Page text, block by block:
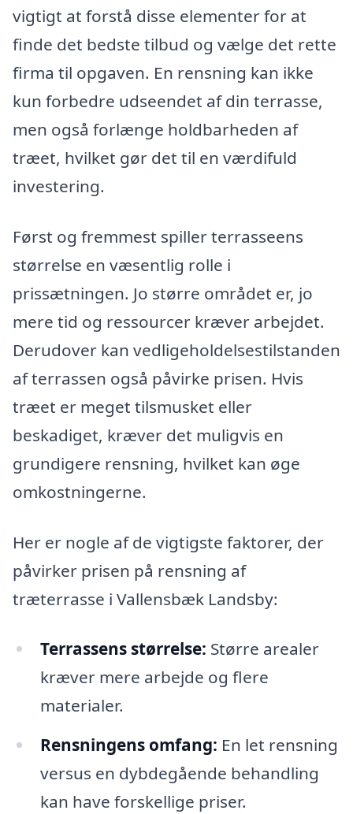
vigtigt at forstå disse elementer for at
finde det bedste tilbud og vælge det rette
firma til opgaven. En rensning kan ikke
kun forbedre udseendet af din terrasse,
men også forlænge holdbarheden af
træet, hvilket gør det til en værdifuld
investering.
Først og fremmest spiller terrasseens
størrelse en væsentlig rolle i
prissætningen. Jo større området er, jo
mere tid og ressourcer kræver arbejdet.
Derudover kan vedligeholdelsestilstanden
af terrassen også påvirke prisen. Hvis
træet er meget tilsmusket eller
beskadiget, kræver det muligvis en
grundigere rensning, hvilket kan øge
omkostningerne.
Her er nogle af de vigtigste faktorer, der
påvirker prisen på rensning af
træterrasse i Vallensbæk Landsby:
Terrassens størrelse: Større arealer
kræver mere arbejde og flere
materialer.
Rensningens omfang: En let rensning
versus en dybdegående behandling
kan have forskellige priser.